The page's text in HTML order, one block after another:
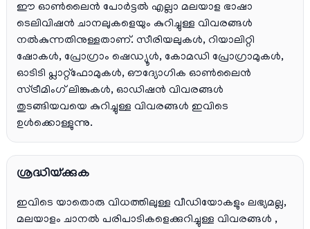
ഈ ഓൺലൈൻ പോർട്ടൽ എല്ലാ മലയാള ഭാഷാ
ടെലിവിഷൻ ചാനലുകളെയും കുറിച്ചുള്ള വിവരങ്ങൾ
നൽകുന്നതിനുള്ളതാണ്. സീരിയലുകൾ, റിയാലിറ്റി
ഷോകൾ, പ്രോഗ്രാം ഷെഡ്യൂൾ, കോമഡി പ്രോഗ്രാമുകൾ,
ഓടിടി പ്ലാറ്റ്‌ഫോമുകൾ, ഔദ്യോഗിക ഓൺലൈൻ
സ്ട്രീമിംഗ് ലിങ്കുകൾ, ഓഡിഷൻ വിവരങ്ങൾ
തുടങ്ങിയവയെ കുറിച്ചുള്ള വിവരങ്ങൾ ഇവിടെ
ഉൾക്കൊള്ളുന്നു.
ശ്രദ്ധിയ്ക്കുക
ഇവിടെ യാതൊരു വിധത്തിലുള്ള വീഡിയോകളും ലഭ്യമല്ല,
മലയാളം ചാനല്‍ പരിപാടികളെക്കുറിച്ചുള്ള വിവരങ്ങള്‍ ,